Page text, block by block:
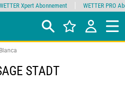
STADT
Xpert Abonnement WETTER PRO